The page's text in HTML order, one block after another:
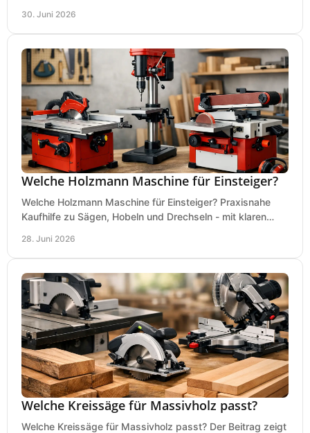
30. Juni 2026
Welche Holzmann Maschine für Einsteiger?
Welche Holzmann Maschine für Einsteiger? Praxisnahe
Kaufhilfe zu Sägen, Hobeln und Drechseln - mit klaren
28. Juni 2026
Welche Kreissäge für Massivholz passt?
Welche Kreissäge für Massivholz passt? Der Beitrag zeigt